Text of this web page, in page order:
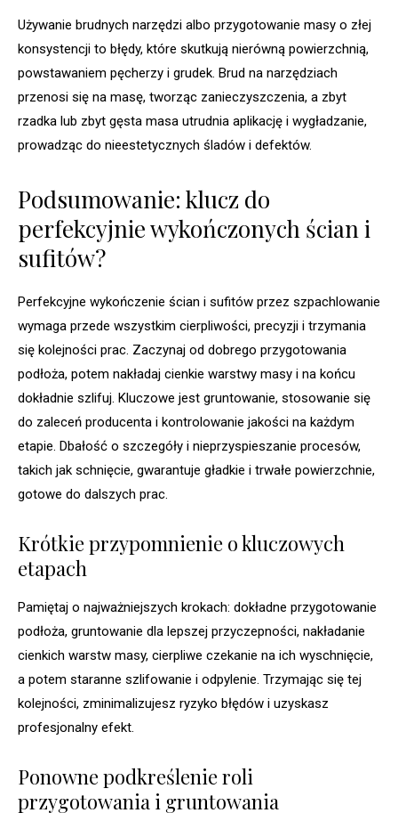
Używanie brudnych narzędzi albo przygotowanie masy o złej
konsystencji to błędy, które skutkują nierówną powierzchnią,
powstawaniem pęcherzy i grudek. Brud na narzędziach
przenosi się na masę, tworząc zanieczyszczenia, a zbyt
rzadka lub zbyt gęsta masa utrudnia aplikację i wygładzanie,
prowadząc do nieestetycznych śladów i defektów.
Podsumowanie: klucz do
perfekcyjnie wykończonych ścian i
sufitów?
Perfekcyjne wykończenie ścian i sufitów przez szpachlowanie
wymaga przede wszystkim cierpliwości, precyzji i trzymania
się kolejności prac. Zaczynaj od dobrego przygotowania
podłoża, potem nakładaj cienkie warstwy masy i na końcu
dokładnie szlifuj. Kluczowe jest gruntowanie, stosowanie się
do zaleceń producenta i kontrolowanie jakości na każdym
etapie. Dbałość o szczegóły i nieprzyspieszanie procesów,
takich jak schnięcie, gwarantuje gładkie i trwałe powierzchnie,
gotowe do dalszych prac.
Krótkie przypomnienie o kluczowych
etapach
Pamiętaj o najważniejszych krokach: dokładne przygotowanie
podłoża, gruntowanie dla lepszej przyczepności, nakładanie
cienkich warstw masy, cierpliwe czekanie na ich wyschnięcie,
a potem staranne szlifowanie i odpylenie. Trzymając się tej
kolejności, zminimalizujesz ryzyko błędów i uzyskasz
profesjonalny efekt.
Ponowne podkreślenie roli
przygotowania i gruntowania